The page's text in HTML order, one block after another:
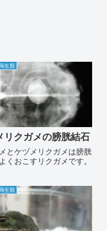
生類
リクガメの膀胱結石
とケヅメリクガメは膀胱
くおこすリクガメです。
生類